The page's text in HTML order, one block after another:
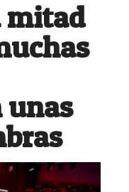
mitad
unas